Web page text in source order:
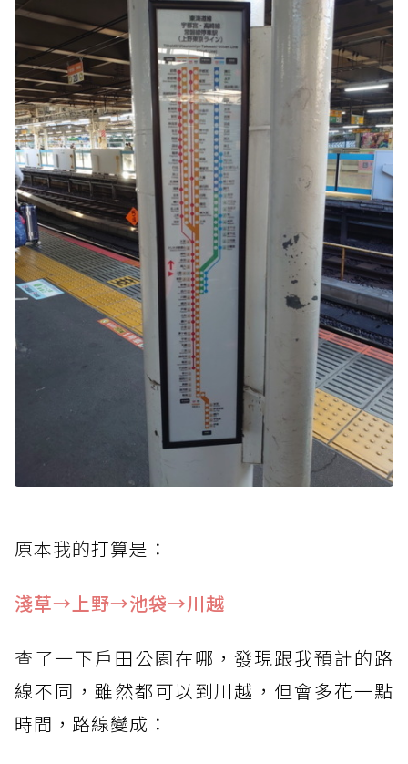
原本我的打算是：
淺草→上野→池袋→川越
查了一下戶 田公園在哪，發現跟我預計的路
線不同，雖然都可以到川越，但會多花一點
時間，路線變成：